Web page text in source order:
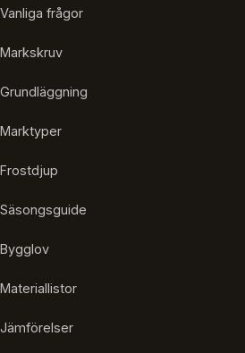
Vanliga frågor
Markskruv
Grundläggning
Marktyper
Frostdjup
Säsongsguide
Bygglov
Materiallistor
Jämförelser